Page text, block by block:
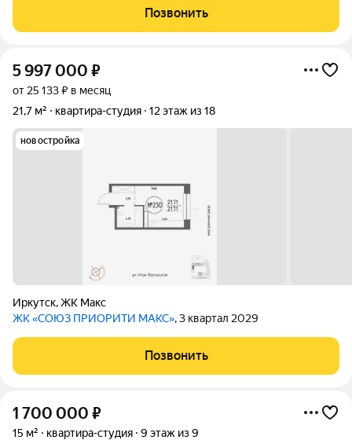
адресу: ул. Пушкина, 13. Комната расположена на комфортном
2 этаже кирпичного дома и
Позвонить
5 997 000 ₽
от 25 133 ₽ в месяц
21,7 м²
квартира-студия 12 этаж из 18
новостройка
Иркутск,ЖК Макс
ЖК «СОЮЗ ПРИОРИТИ МАКС», 3 квартал 2029
Позвонить
1 700 000 ₽
15 м² квартира-студия 9 этаж из 9